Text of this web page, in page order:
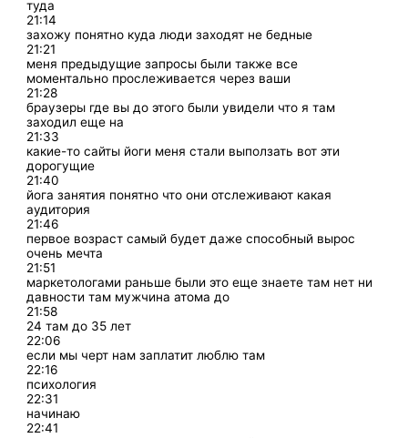
туда
21:14
захожу понятно куда люди заходят не бедные
21:21
меня предыдущие запросы были также все
моментально прослеживается через ваши
21:28
браузеры где вы до этого были увидели что я там
заходил еще на
21:33
какие-то сайты йоги меня стали выползать вот эти
дорогущие
21:40
йога занятия понятно что они отслеживают какая
аудитория
21:46
первое возраст самый будет даже способный вырос
очень мечта
21:51
маркетологами раньше были это еще знаете там нет ни
давности там мужчина атома до
21:58
24 там до 35 лет
22:06
если мы черт нам заплатит люблю там
22:16
психология
22:31
начинаю
22:41